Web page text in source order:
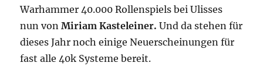
Warhammer 40.000 Rollenspiels bei Ulisses
nun vonMiriam Kasteleiner.Und da stehen für
dieses Jahr noch einige Neuerscheinungen für
fast alle 40k Systeme bereit.